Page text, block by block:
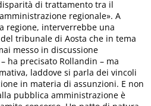
di trattamento tra il
regionale». A
regione, interverrebbe una
tribunale di Aosta che in tema
messo in discussione
ha precisato Rollandin – ma
laddove si parla dei vincoli
in materia di assunzioni. E non
pubblica amministrazione è